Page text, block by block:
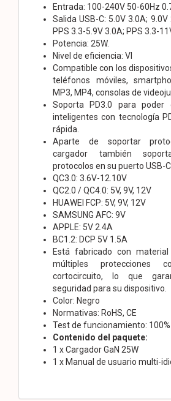
Entrada: 100-240V 50-60Hz
Salida USB-C: 5.0V 3.0A;
PPS 3.3-5.9V 3.0A; PPS 3.3-
Potencia: 25W.
Nivel de eficiencia: VI
Compatible con los
teléfonos móviles,
MP3, MP4, consolas de
Soporta PD3.0 para poder
inteligentes con tecnología
rápida.
Aparte de soportar
cargador también
protocolos en su puerto USB-
QC3.0: 3.6V-12.10V
QC2.0 / QC4.0: 5V, 9V, 12V
HUAWEI FCP: 5V, 9V, 12V
SAMSUNG AFC: 9V
APPLE: 5V 2.4A
BC1.2: DCP 5V 1.5A
Está fabricado con
múltiples protecciones
cortocircuito, lo que
seguridad para su dispositivo.
Color: Negro
Normativas: RoHS, CE
Test de funcionamiento:
Contenido del paquete:
1 x Cargador GaN 25W
1 x Manual de usuario multi-